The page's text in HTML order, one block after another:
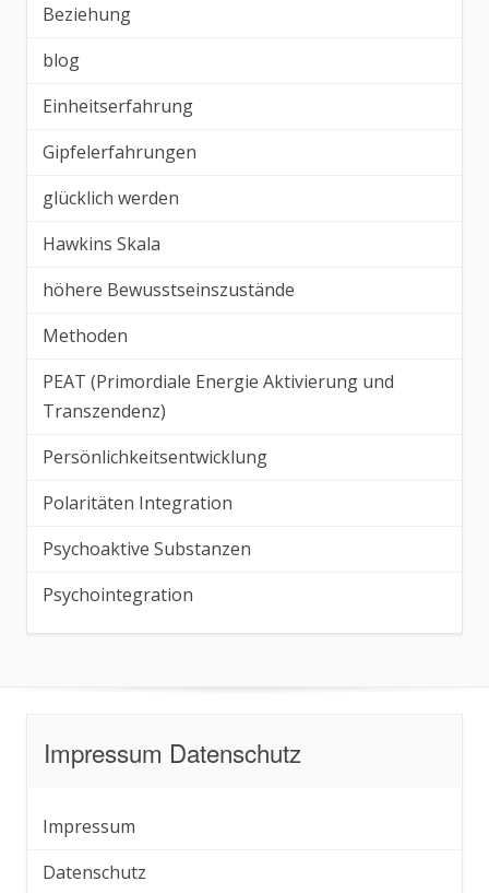
Beziehung
blog
Einheitserfahrung
Gipfelerfahrungen
glücklich werden
Hawkins Skala
höhere Bewusstseinszustände
Methoden
PEAT (Primordiale Energie Aktivierung und
Transzendenz)
Persönlichkeitsentwicklung
Polaritäten Integration
Psychoaktive Substanzen
Psychointegration
Impressum Datenschutz
Impressum
Datenschutz